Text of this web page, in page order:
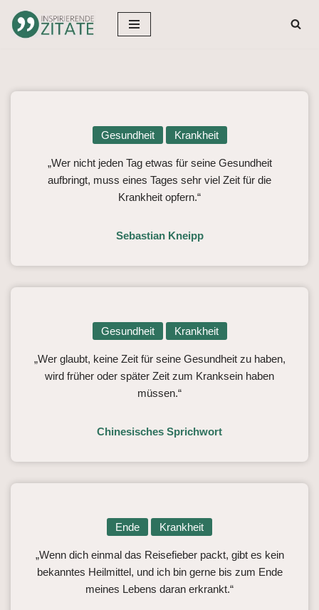
Zum
Gesundheit Krankheit
„Wer nicht jeden Tag etwas für seine Gesundheit
aufbringt, muss eines Tages sehr viel Zeit für die
Krankheit opfern.“
Sebastian Kneipp
Gesundheit Krankheit
„Wer glaubt, keine Zeit für seine Gesundheit zu haben,
wird früher oder später Zeit zum Kranksein haben
müssen.“
Chinesisches Sprichwort
Ende Krankheit
„Wenn dich einmal das Reisefieber packt, gibt es kein
bekanntes Heilmittel, und ich bin gerne bis zum Ende
meines Lebens daran erkrankt.“